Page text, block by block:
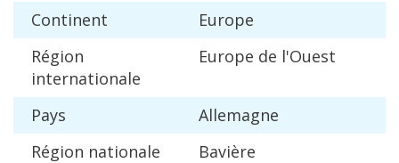
Continent
Europe
Région
internationale
Europe de l'Ouest
Pays
Allemagne
Région nationale Bavière